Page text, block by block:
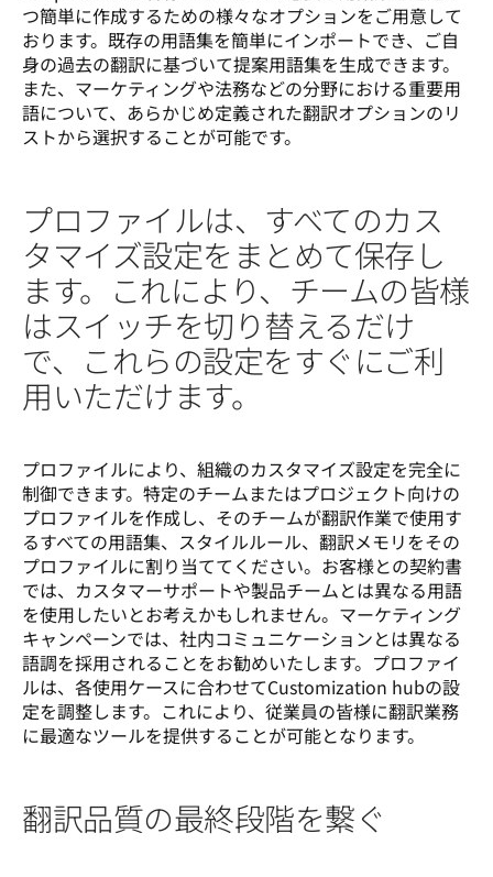
つ簡単に作成するための様々なオプションをご用意して
おります。既存の用語集を簡単にインポートでき、ご自
身の過去の翻訳に基づいて提案用語集を生成できます。
また、マーケティングや法務などの分野における重要用
語について、あらかじめ定義された翻訳オプションのリ
ストから選択することが可能です。
プロファイルは、すべてのカス
タマイズ設定をまとめて保存し
ます。これにより、チームの皆様
はスイッチを切り替えるだけ
で、これらの設定をすぐにご利
用いただけます。
プロファイルにより、組織のカスタマイズ設定を完全に
制御できます。特定のチームまたはプロジェクト向けの
プロファイルを作成し、そのチームが翻訳作業で使用す
るすべての用語集、スタイルルール、翻訳メモリをその
プロファイルに割り当ててください。お客様との契約書
では、カスタマーサポートや製品チームとは異なる用語
を使用したいとお考えかもしれません。マーケティング
キャンペーンでは、社内コミュニケーションとは異なる
語調を採用されることをお勧めいたします。プロファイ
ルは、各使用ケースに合わせてCustomization hubの設
定を調整します。これにより、従業員の皆様に翻訳業務
に最適なツールを提供することが可能となります。
翻訳品質の最終段階を繋ぐ